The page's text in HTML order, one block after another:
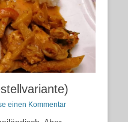
einen Kommentar